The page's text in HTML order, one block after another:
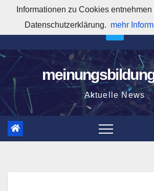
springen
8:08:45 AM
Aktuelle News
Informationen zu Cookies
Datenschutzerklärung. mehr